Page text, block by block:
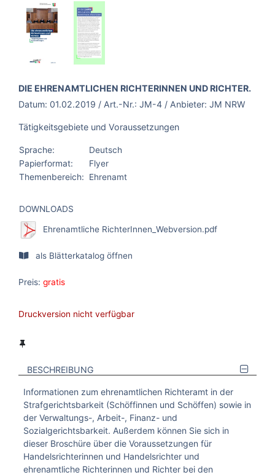
BROSCHÜRE:
DIE EHRENAMTLICHEN RICHTERINNEN UND RICHTER.
Datum: 01.02.2019 / Art.-Nr.: JM-4 / Anbieter: JM NRW
Tätigkeitsgebiete und Voraussetzungen
Sprache:
Deutsch
Papierformat:
Flyer
Themenbereich:
Ehrenamt
DOWNLOADS
Ehrenamtliche RichterInnen_Webversion.pdf
als Blätterkatalog öffnen
Preis: gratis
Druckversion nicht verfügbar
BESCHREIBUNG
Informationen zum ehrenamtlichen Richteramt in der
Strafgerichtsbarkeit (Schöffinnen und Schöffen) sowie in
der Verwaltungs-, Arbeit-, Finanz- und
Sozialgerichtsbarkeit. Außerdem können Sie sich in
dieser Broschüre über die Voraussetzungen für
Handelsrichterinnen und Handelsrichter und
ehrenamtliche Richterinnen und Richter bei den